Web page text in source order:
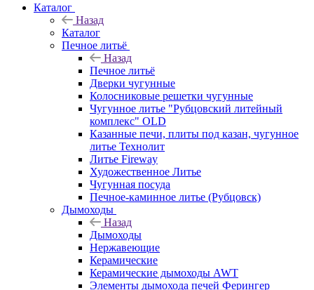
Каталог
Назад
Каталог
Печное литьё
Назад
Печное литьё
Дверки чугунные
Колосниковые решетки чугунные
Чугунное литье "Рубцовский литейный
комплекс" OLD
Казанные печи, плиты под казан, чугунное
литье Технолит
Литье Fireway
Художественное Литье
Чугунная посуда
Печное-каминное литье (Рубцовск)
Дымоходы
Назад
Дымоходы
Нержавеющие
Керамические
Керамические дымоходы AWT
Элементы дымохода печей Ферингер